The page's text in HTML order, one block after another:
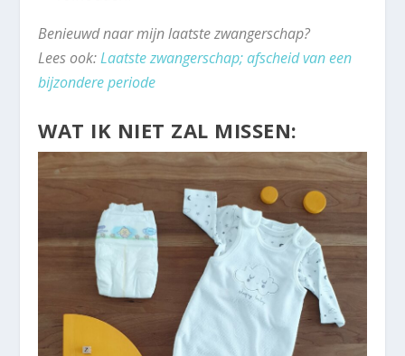
Benieuwd naar mijn laatste zwangerschap?
Lees ook:Laatste zwangerschap; afscheid van een
bijzondere periode
WAT IK NIET ZAL MISSEN: